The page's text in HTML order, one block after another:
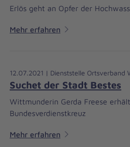
Erlös geht an Opfer der
Mehr erfahren
12.07.2021 | Dienststelle Ortsverband
Suchet der Stadt Bestes
Wittmunderin Gerda Freese erhält
Bundesverdienstkreuz
Mehr erfahren